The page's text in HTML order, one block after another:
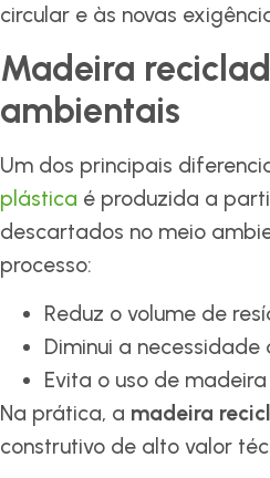
circular e às novas
Madeira
ambientais
Um dos principais
plástica é produzida a
descartados no meio
processo:
Reduz o volume de
Diminui a
Evita o uso de
Na prática, a madeira
construtivo de alto valor